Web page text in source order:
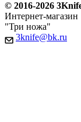
© 2016-2026
Интернет-магазин
"Три ножа"
3knife@bk.ru